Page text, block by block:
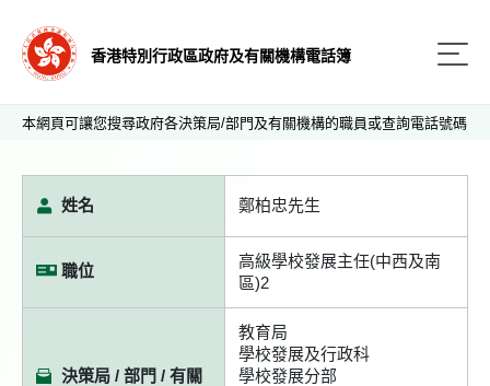
香港特別行政區政府及有關機構電話簿
本網頁可讓您搜尋政府各決策局/部門及有關機構的職員或查詢電話號碼
姓名 鄭柏忠先生
職位
高級學校發展主任(中西及南
區)2
決策局 / 部門 / 有關
教育局
學校發展及行政科
學校發展分部